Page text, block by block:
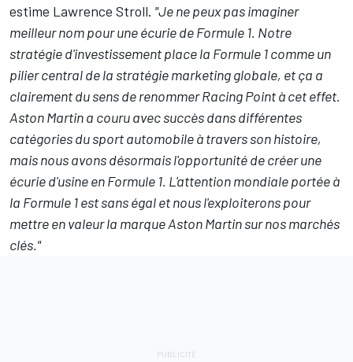
estime Lawrence Stroll. "Je ne peux pas imaginer
meilleur nom pour une écurie de Formule 1. Notre
stratégie d'investissement place la Formule 1 comme un
pilier central de la stratégie marketing globale, et ça a
clairement du sens de renommer Racing Point à cet effet.
Aston Martin a couru avec succès dans différentes
catégories du sport automobile à travers son histoire,
mais nous avons désormais l'opportunité de créer une
écurie d'usine en Formule 1. L'attention mondiale portée à
la Formule 1 est sans égal et nous l'exploiterons pour
mettre en valeur la marque Aston Martin sur nos marchés
clés."